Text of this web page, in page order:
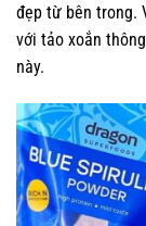
đẹp từ bên trong.
với tảo xoắn
này.